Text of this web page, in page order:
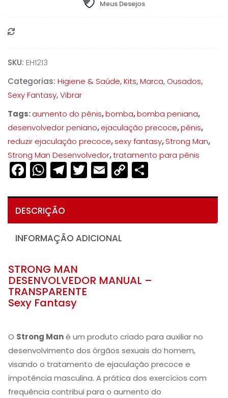
quantidade
Meus Desejos
SKU: EH1213
Categorias: Higiene & Saúde,Kits,Marca, Ousados,
Sexy Fantasy,Vibrar
Tags:aumento do pênis,bomba,bomba peniana,
desenvolvedor peniano,ejaculação precoce,pênis,
reduzir ejaculação precoce,sexy fantasy,Strong Man,
Strong Man Desenvolvedor,tratamento para pênis
Facebook
WhatsApp
Telegram
Twitter
Email
Copy
Link
DESCRIÇÃO
INFORMAÇÃO ADICIONAL
STRONG MAN
DESENVOLVEDOR MANUAL –
TRANSPARENTE
Sexy Fantasy
O Strong Mané um produto criado para auxiliar no
desenvolvimento dos órgãos sexuais do homem,
visando o tratamento de ejaculação precoce e
impotência masculina. A prática dos exercícios com
frequência contribui para o aumento do